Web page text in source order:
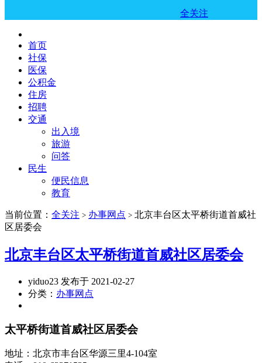
全关注
首页
社保
医保
公积金
住房
招聘
交通
出入境
旅游
问答
民生
便民信息
教育
当前位置： 全关注 > 办事网点 > 北京丰台区太平桥街道首威社
区居委会
北京丰台区太平桥街道首威社区居委会
yiduo23 发布于 2021-02-27
分类： 办事网点
太平桥街道首威社区居委会
地址：北京市丰台区华源三里4-104室